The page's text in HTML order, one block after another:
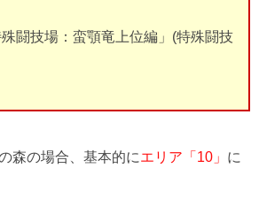
闘技場：蛮顎竜上位編」(特殊闘技
森の場合、基本的にエリア「10」 に